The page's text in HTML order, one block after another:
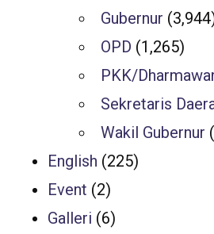
Gubernur
OPD (1,265)
PKK/
Sekretaris
Wakil Gubernur
English (225)
Event (2)
Galleri (6)